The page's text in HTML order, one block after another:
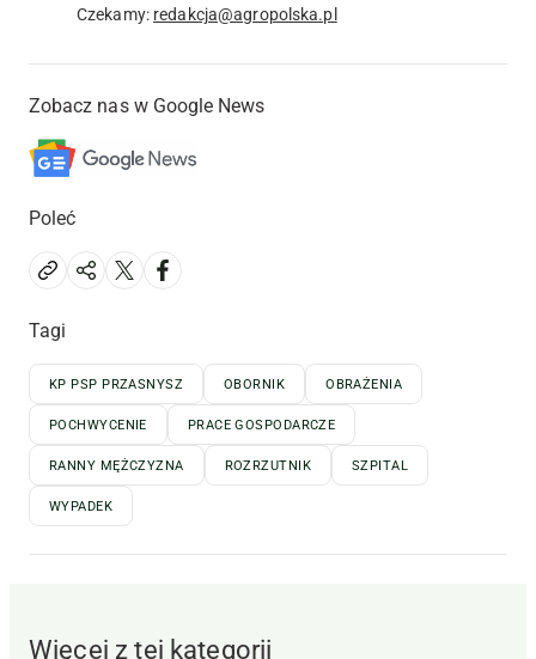
Czekamy: redakcja@agropolska.pl
Zobacz nas w Google News
Poleć
Tagi
KP PSP PRZASNYSZ OBORNIK OBRAŻENIA
POCHWYCENIE PRACE GOSPODARCZE
RANNY MĘŻCZYZNA ROZRZUTNIK SZPITAL
WYPADEK
Więcej z tej kategorii